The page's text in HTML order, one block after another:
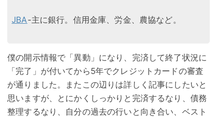
JBA-主に銀行。信用金庫、労金、農協など。
僕の開示情報で「異動」になり、完済して終了状況に
「完了」が付いてから5年でクレジットカードの審査
が通りました。またこの辺りは詳しく記事にしたいと
思いますが、とにかくしっかりと完済するなり、債務
整理するなり、自分の過去の行いと向き合い、ベスト